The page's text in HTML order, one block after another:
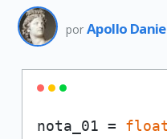
por Apollo
nota_01 = float